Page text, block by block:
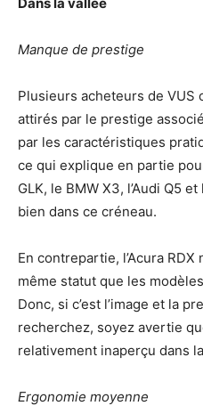
Manque de prestige
Plusieurs acheteurs de VUS
attirés par le prestige
par les caractéristiques
ce qui explique en partie
GLK, le BMW X3, l’Audi Q5
bien dans ce créneau.
En contrepartie, l’Acura RDX
même statut que les
Donc, si c’est l’image et la
recherchez, soyez avertie
relativement inaperçu dans
Ergonomie moyenne